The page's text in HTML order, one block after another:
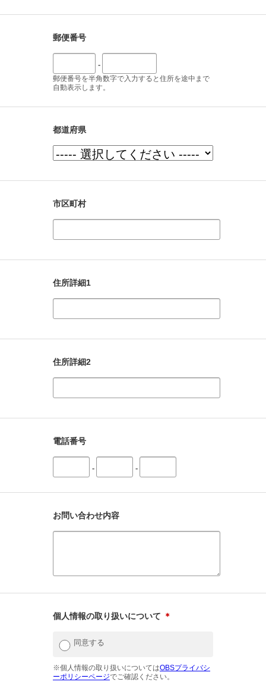
郵便番号
-
郵便番号を半角数字で入力すると住所を途中まで
自動表示します。
都道府県
市区町村
住所詳細1
住所詳細2
電話番号
- -
お問い合わせ内容
個人情報の取り扱いについて ＊
同意する
※個人情報の取り扱いについてはOBSプライバシ
ーポリシーページでご確認ください。